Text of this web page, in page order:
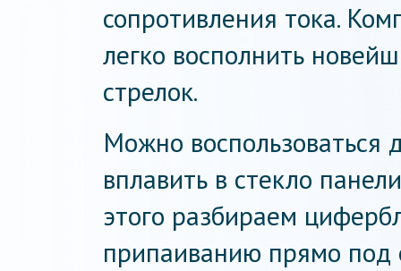
сопротивления тока.
легко восполнить
стрелок.
Можно воспользоваться
вплавить в стекло
этого разбираем
припаиванию прямо под